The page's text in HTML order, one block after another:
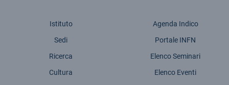
Istituto
Sedi
Ricerca
Cultura
Agenda Indico
Portale INFN
Elenco Seminari
Elenco Eventi